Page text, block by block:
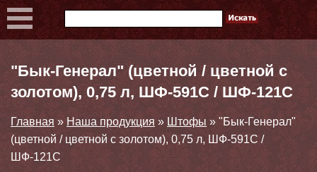
"Бык-Генерал" (цветной / цветной с
золотом), 0,75 л, ШФ-591С / ШФ-121С
Главная » Наша продукция » Штофы » "Бык-Генерал"
(цветной / цветной с золотом), 0,75 л, ШФ-591С /
ШФ-121С